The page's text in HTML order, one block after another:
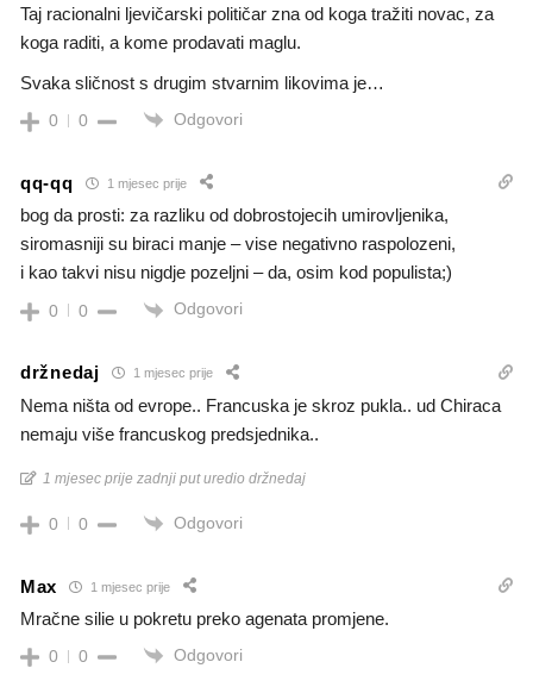
Taj racionalni ljevičarski političar zna od koga tražiti novac, za
koga raditi, a kome prodavati maglu.
Svaka sličnost s drugim stvarnim likovima je…
0 0 Odgovori
qq-qq 1 mjesec prije
bog da prosti: za razliku od dobrostojecih umirovljenika,
siromasniji su biraci manje – vise negativno raspolozeni,
i kao takvi nisu nigdje pozeljni – da, osim kod populista;)
0 0 Odgovori
držnedaj 1 mjesec prije
Nema ništa od evrope.. Francuska je skroz pukla.. ud Chiraca
nemaju više francuskog predsjednika..
1 mjesec prije zadnji put uredio držnedaj
0 0 Odgovori
Max 1 mjesec prije
Mračne silie u pokretu preko agenata promjene.
0 0 Odgovori